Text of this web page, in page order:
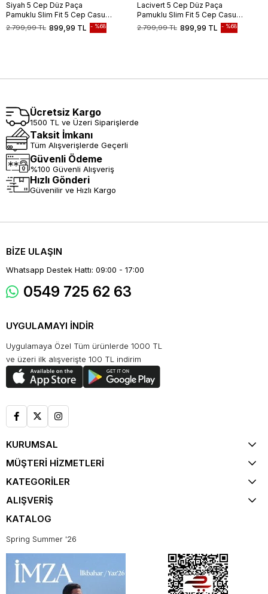
Siyah 5 Cep Düz Paça
Pamuklu Slim Fit 5 Cep Casual
Pantolon 1003255154
899,99 TL
2.799,99 TL %68
Lacivert 5 Cep Düz Paça
Pamuklu Slim Fit 5 Cep Casual
Pantolon 1003255154
899,99 TL
2.799,99 TL %68
Ücretsiz Kargo
1500 TL ve Üzeri Siparişlerde
Taksit İmkanı
Tüm Alışverişlerde Geçerli
Güvenli Ödeme
%100 Güvenli Alışveriş
Hızlı Gönderi
Güvenilir ve Hızlı Kargo
BİZE ULAŞIN
Whatsapp Destek Hattı: 09:00 - 17:00
0549 725 62 63
UYGULAMAYI İNDİR
Uygulamaya Özel Tüm ürünlerde 1000 TL
ve üzeri ilk alışverişte 100 TL indirim
KURUMSAL
MÜŞTERİ HİZMETLERİ
KATEGORİLER
ALIŞVERİŞ
KATALOG
Spring Summer '26